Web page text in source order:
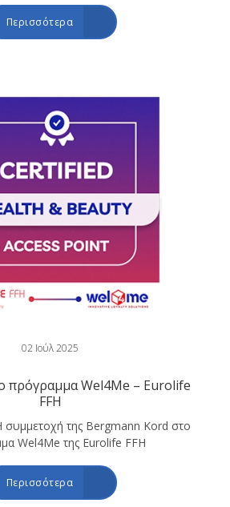
Περισσότερα
02 Ιούλ 2025
πρόγραμμα Wel4Me – Eurolife
FFH
συμμετοχή της Bergmann Kord στο
Wel4Me της Eurolife FFH
Περισσότερα